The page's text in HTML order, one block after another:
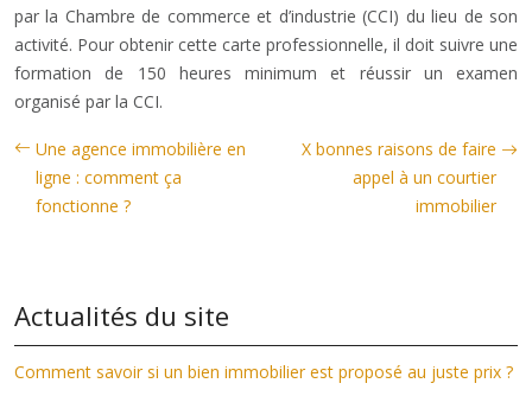
par la Chambre de commerce et d’industrie (CCI) du lieu de son
activité. Pour obtenir cette carte professionnelle, il doit suivre une
formation de 150 heures minimum et réussir un examen
organisé par la CCI.
Une agence immobilière en
ligne : comment ça
fonctionne ?
X bonnes raisons de faire
appel à un courtier
immobilier
Actualités du site
Comment savoir si un bien immobilier est proposé au juste prix ?